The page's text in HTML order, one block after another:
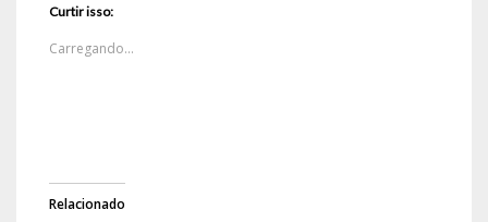
Curtir isso:
Carregando...
Relacionado